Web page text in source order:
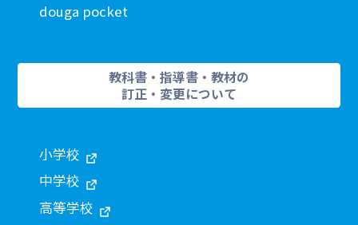
douga pocket
教科書・指導書・教材の
訂正・変更について
小学校
中学校
高等学校